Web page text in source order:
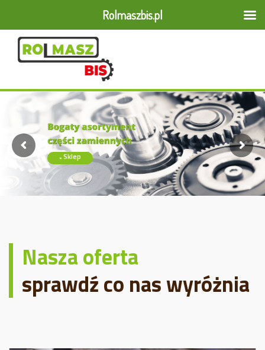
Sklep
Nasza oferta
sprawdź co nas wyróżnia
Rolmaszbis.pl